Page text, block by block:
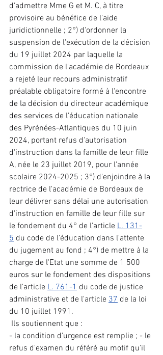
d'admettre Mme G et M. C, à titre
provisoire au bénéfice de l'aide
juridictionnelle ; 2°) d'ordonner la
suspension de l'exécution de la décision
du 19 juillet 2024 par laquelle la
commission de l'académie de Bordeaux
a rejeté leur recours administratif
préalable obligatoire formé à l'encontre
de la décision du directeur académique
des services de l'éducation nationale
des Pyrénées-Atlantiques du 10 juin
2024, portant refus d'autorisation
d'instruction dans la famille de leur fille
A, née le 23 juillet 2019, pour l'année
scolaire 2024-2025 ; 3°) d'enjoindre à la
rectrice de l'académie de Bordeaux de
leur délivrer sans délai une autorisation
d'instruction en famille de leur fille sur
le fondement du 4° de l'article L. 131-
5 du code de l'éducation dans l'attente
du jugement au fond ; 4°) de mettre à la
charge de l'Etat une somme de 1 500
euros sur le fondement des dispositions
de l'article L. 761-1 du code de justice
administrative et de l'article 37 de la loi
du 10 juillet 1991.
Ils soutiennent que :
- la condition d'urgence est remplie ; - le
refus d'examen du référé au motif qu'il